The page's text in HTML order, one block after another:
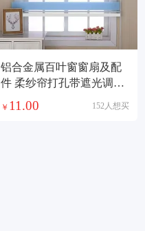
铝合金属百叶窗窗扇及配
件 柔纱帘打孔带遮光调节
便捷遮光窗帘
￥ 11.00 152人想买